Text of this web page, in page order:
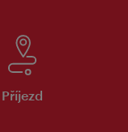
Příjezd